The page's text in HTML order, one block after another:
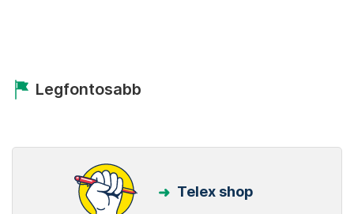
Legfontosabb
Telex shop